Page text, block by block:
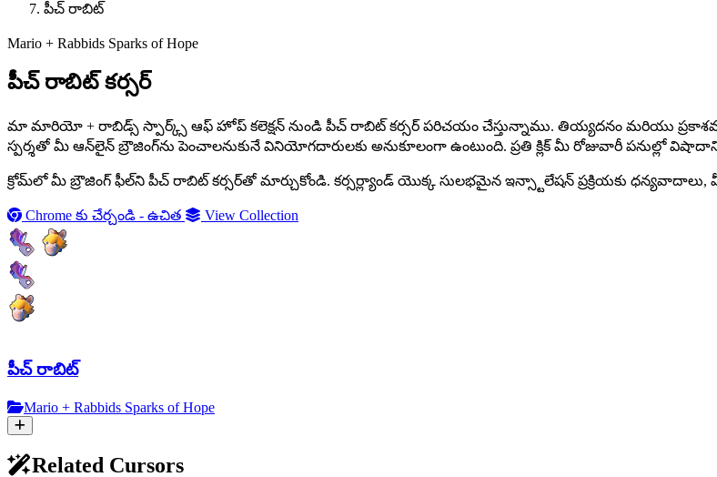
పీచ్ రాబిట్
Mario + Rabbids Sparks of Hope
పీచ్ రాబిట్ కర్సర్
మా మారియో + రాబిడ్స్ స్పార్క్స్ ఆఫ్ హోప్ కలెక్షన్ నుండి పీచ్ రాబిట్ కర్సర్ పరిచయం చేస్తున్నాము. తియ్యదనం మరియు
స్పర్శతో మీ ఆన్‌లైన్ బ్రౌజింగ్‌ను పెంచాలనుకునే వినియోగదారులకు అనుకూలంగా ఉంటుంది. ప్రతి క్లిక్ మీ రోజువారీ పనుల్లో
క్రోమ్‌లో మీ బ్రౌజింగ్ ఫీల్‌ని పీచ్ రాబిట్ కర్సర్‌తో మార్చుకోండి. కర్సర్ల్యాండ్ యొక్క సులభమైన ఇన్స్టాలేషన్ ప్రక్రియకు
Chrome కు చేర్చండి - ఉచిత View Collection
పీచ్ రాబిట్
Mario + Rabbids Sparks of Hope
Related Cursors